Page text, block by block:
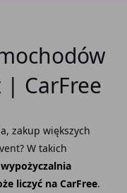
| CarFree
zakup większych
W takich
wypożyczalnia
liczyć na CarFree.